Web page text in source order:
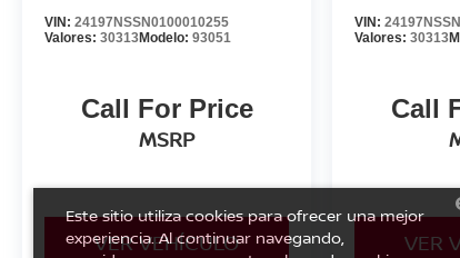
VIN: 24197NSSN0100010255
Valores: 30313Modelo: 93051
Call For Price
MSRP
VER VEHÍCULO
VIN:
Valores:30313
Call
VER
Este sitio utiliza cookies para ofrecer una mejor
experiencia. Al continuar navegando,